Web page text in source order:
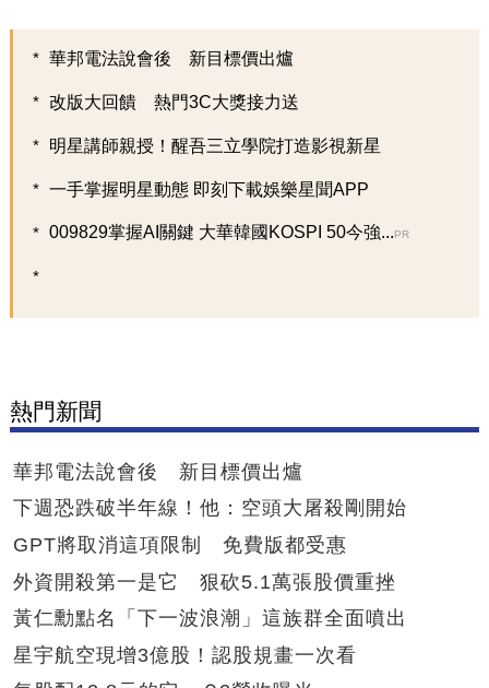
華邦電法說會後 新目標價出爐
改版大回饋 熱門3C大獎接力送
明星講師親授！醒吾三立學院打造影視新星
一手掌握明星動態 即刻下載娛樂星聞APP
009829掌握AI關鍵 大華韓國KOSPI 50今強...PR
熱門新聞
華邦電法說會後 新目標價出爐
下週恐跌破半年線！他：空頭大屠殺剛開始
GPT將取消這項限制 免費版都受惠
外資開殺第一是它 狠砍5.1萬張股價重挫
黃仁勳點名「下一波浪潮」這族群全面噴出
星宇航空現增3億股！認股規畫一次看